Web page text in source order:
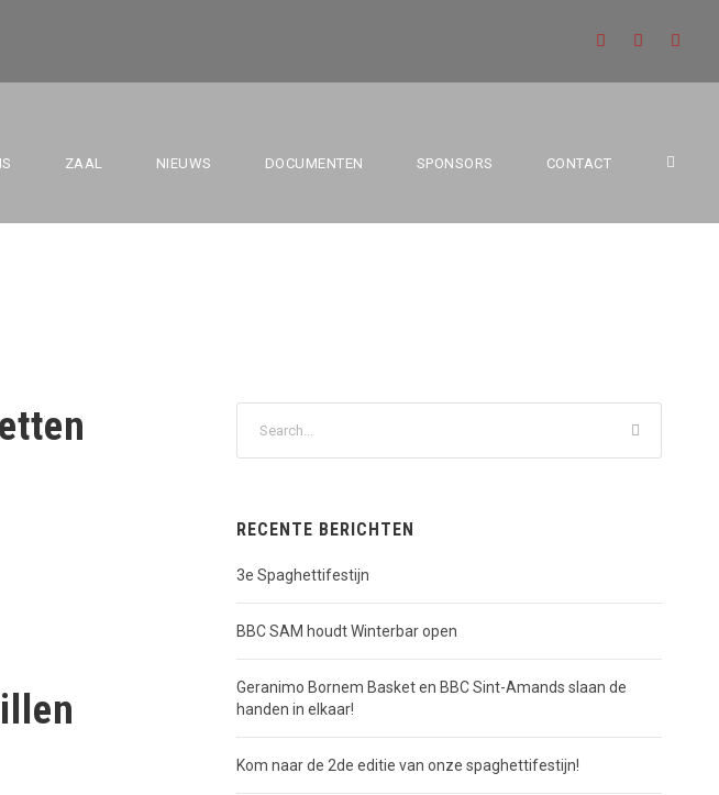
ZAAL NIEUWS DOCUMENTEN SPONSORS CONTACT
VS U18 KADETTEN
RECENTE BERICHTEN
3e Spaghettifestijn
BBC SAM houdt Winterbar open
Geranimo Bornem Basket en BBC Sint-Amands slaan de
handen in elkaar!
Kom naar de 2de editie van onze spaghettifestijn!